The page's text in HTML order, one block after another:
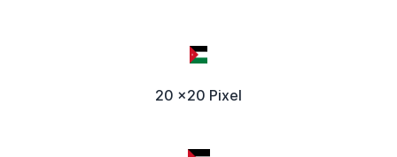
20 x20 Pixel